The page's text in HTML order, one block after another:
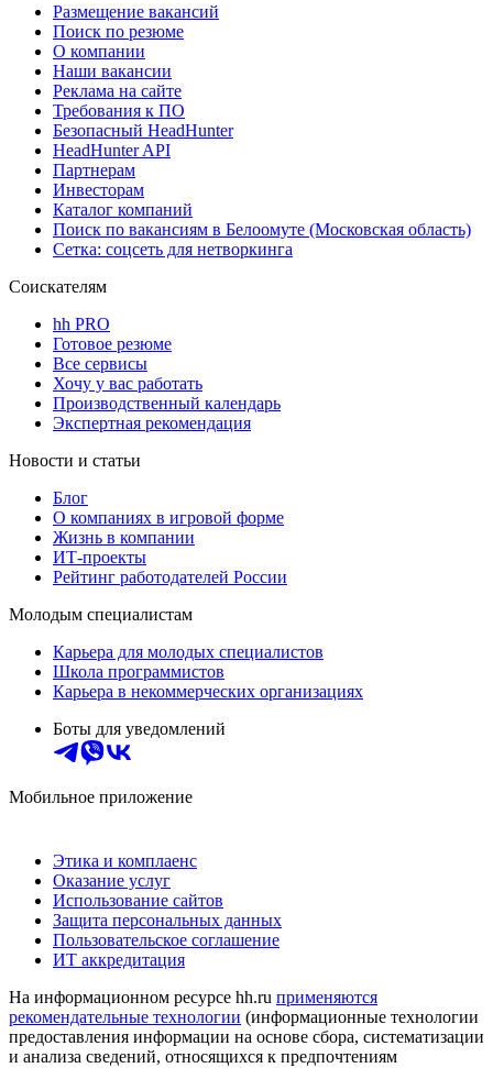
Размещение вакансий
Поиск по резюме
О компании
Наши вакансии
Реклама на сайте
Требования к ПО
Безопасный HeadHunter
HeadHunter API
Партнерам
Инвесторам
Каталог компаний
Поиск по вакансиям в Белоомуте (Московская область)
Сетка: соцсеть для нетворкинга
Соискателям
hh PRO
Готовое резюме
Все сервисы
Хочу у вас работать
Производственный календарь
Экспертная рекомендация
Новости и статьи
Блог
О компаниях в игровой форме
Жизнь в компании
ИТ-проекты
Рейтинг работодателей России
Молодым специалистам
Карьера для молодых специалистов
Школа программистов
Карьера в некоммерческих организациях
Боты для уведомлений
Мобильное приложение
Этика и комплаенс
Оказание услуг
Использование сайтов
Защита персональных данных
Пользовательское соглашение
ИТ аккредитация
На информационном ресурсе hh.ru применяются
рекомендательные технологии (информационные технологии
предоставления информации на основе сбора, систематизации
и анализа сведений, относящихся к предпочтениям